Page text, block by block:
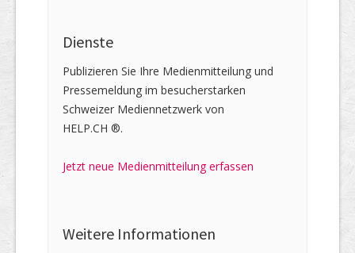
Dienste
Publizieren Sie Ihre Medienmitteilung und
Pressemeldung im besucherstarken
Schweizer Mediennetzwerk von
HELP.CH ®.
Jetzt neue Medienmitteilung erfassen
Weitere Informationen